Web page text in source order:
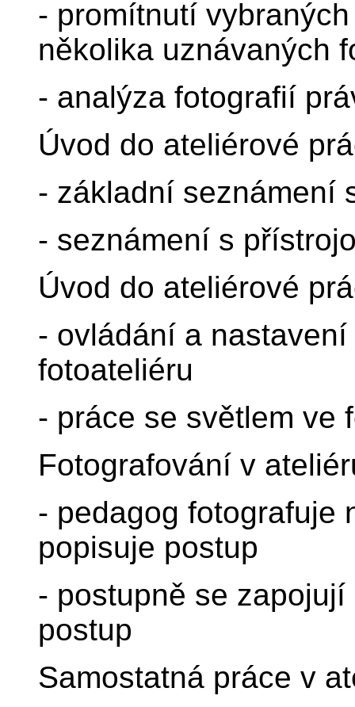
- promítnutí
několika uznávaných
- analýza fotografií
Úvod do ateliérové
- základní seznámení
- seznámení s
Úvod do ateliérové
- ovládání a
fotoateliéru
- práce se světlem ve
Fotografování v
- pedagog fotografuje
popisuje postup
- postupně se
postup
Samostatná práce v